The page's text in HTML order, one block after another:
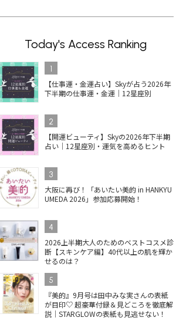
Today's Access Ranking
1
【仕事運・金運占い】Skyが占う2026年
下半期の仕事運・金運｜12星座別
2
【開運ビューティ】Skyの2026年下半期
占い｜12星座別・運気を高めるヒント
3
大阪に再び！「あいたい美的 in HANKYU
UMEDA 2026」参加応募開始！
4
2026上半期大人のためのベストコスメ診
断【スキンケア編】40代以上の肌を輝か
せるのは？
5
『美的』9月号は田中みな実さんの表紙
が目印♡ 超豪華付録＆見どころを徹底解
説｜STARGLOWの表紙も見逃せない！